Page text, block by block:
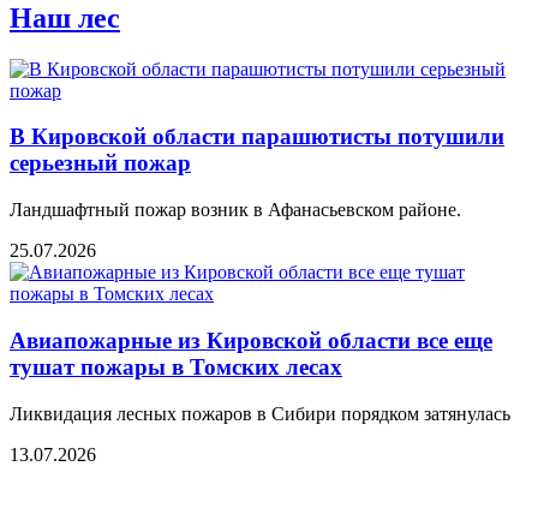
Наш лес
В Кировской области парашютисты потушили
серьезный пожар
Ландшафтный пожар возник в Афанасьевском районе.
25.07.2026
Авиапожарные из Кировской области все еще
тушат пожары в Томских лесах
Ликвидация лесных пожаров в Сибири порядком затянулась
13.07.2026